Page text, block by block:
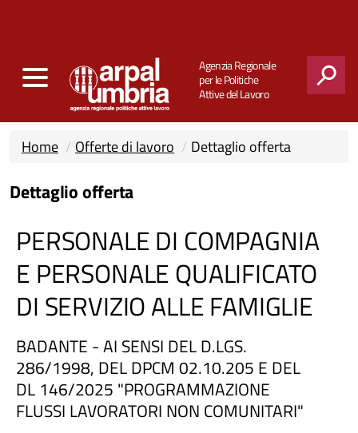
Agenzia Regionale
per le Politiche
Attive del Lavoro
Home Offerte di lavoro Dettaglio offerta
Dettaglio offerta
PERSONALE DI COMPAGNIA
E PERSONALE QUALIFICATO
DI SERVIZIO ALLE FAMIGLIE
BADANTE - AI SENSI DEL D.LGS.
286/1998, DEL DPCM 02.10.205 E DEL
DL 146/2025 "PROGRAMMAZIONE
FLUSSI LAVORATORI NON COMUNITARI"